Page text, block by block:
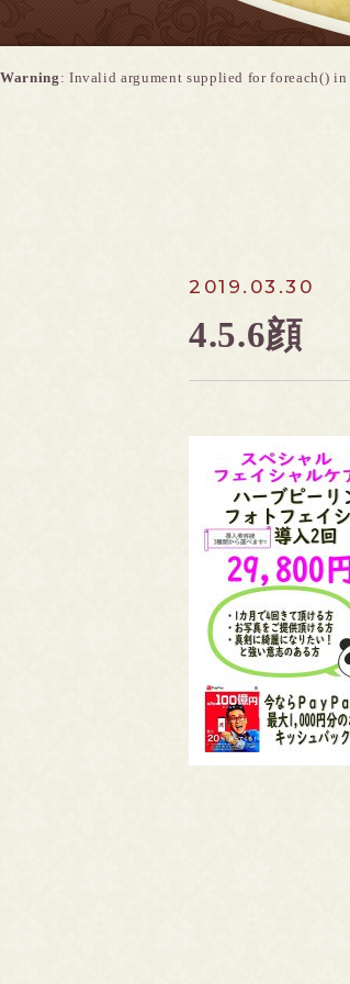
Warning : Invalid argument supplied for foreach() in
2019.03.30
4.5.6顔